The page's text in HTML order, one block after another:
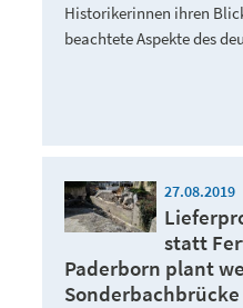
Historikerinnen ihren
beachtete Aspekte des
27.08.2019
statt
Paderborn plant
Sonderbachbrücke